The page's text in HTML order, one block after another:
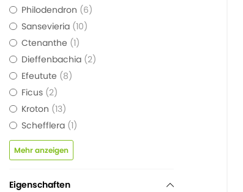
Philodendron 6
Sansevieria 10
Ctenanthe 1
Dieffenbachia 2
Efeutute 8
Ficus 2
Kroton 13
Schefflera 1
Mehr anzeigen
Eigenschaften